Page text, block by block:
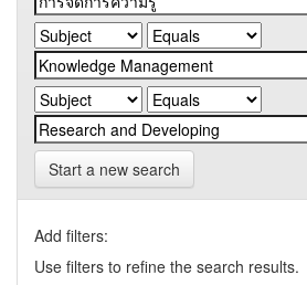
Start a new search
Add filters:
Use filters to refine the search results.